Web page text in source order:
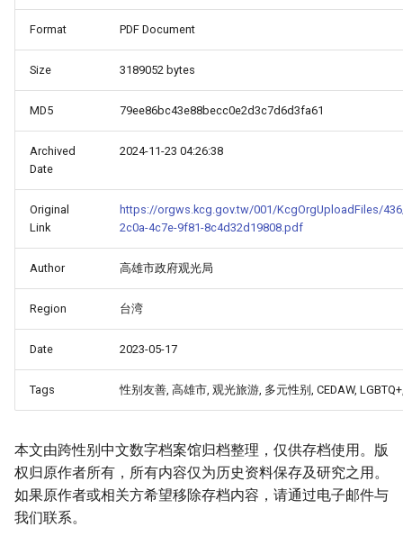
Format PDF Document
Size 3189052 bytes
MD5 79ee86bc43e88becc0e2d3c7d6d3fa61
Archived
Date
2024-11-23 04:26:38
Original
Link
https://orgws.kcg.gov.tw/001/KcgOrgUploadFiles/
2c0a-4c7e-9f81-8c4d32d19808.pdf
Author 高雄市政府观光局
Region 台湾
Date 2023-05-17
Tags 性别友善, 高雄市, 观光旅游, 多元性别, CEDAW,
本文由跨性别中文数字档案馆归档整理，仅供存档使用。版
权归原作者所有，所有内容仅为历史资料保存及研究之用。
如果原作者或相关方希望移除存档内容，请通过电子邮件与
我们联系。